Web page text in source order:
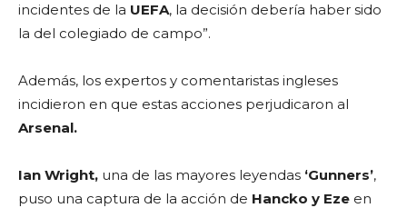
incidentes de la UEFA, la decisión debería haber sido
la del colegiado de campo”.
Además, los expertos y comentaristas ingleses
incidieron en que estas acciones perjudicaron al
Arsenal.
Ian Wright, una de las mayores leyendas ‘Gunners’,
puso una captura de la acción de Hancko y Eze en